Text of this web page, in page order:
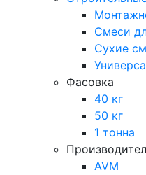
Смеси
Сухие
Фасовка
40 кг
50 кг
1 тонна
AVM